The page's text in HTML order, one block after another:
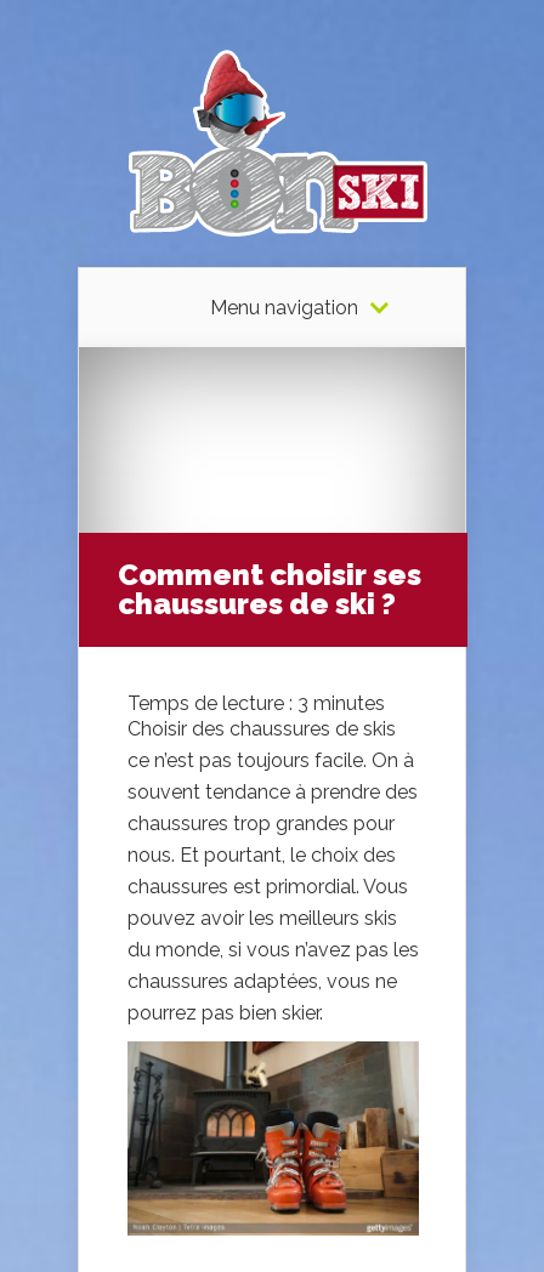
Menu navigation
Comment choisir ses
chaussures de ski ?
Temps de lecture : 3 minutes
Choisir des chaussures de skis
ce n’est pas toujours facile. On à
souvent tendance à prendre des
chaussures trop grandes pour
nous. Et pourtant, le choix des
chaussures est primordial. Vous
pouvez avoir les meilleurs skis
du monde, si vous n’avez pas les
chaussures adaptées, vous ne
pourrez pas bien skier.